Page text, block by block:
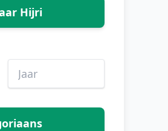
Hijri